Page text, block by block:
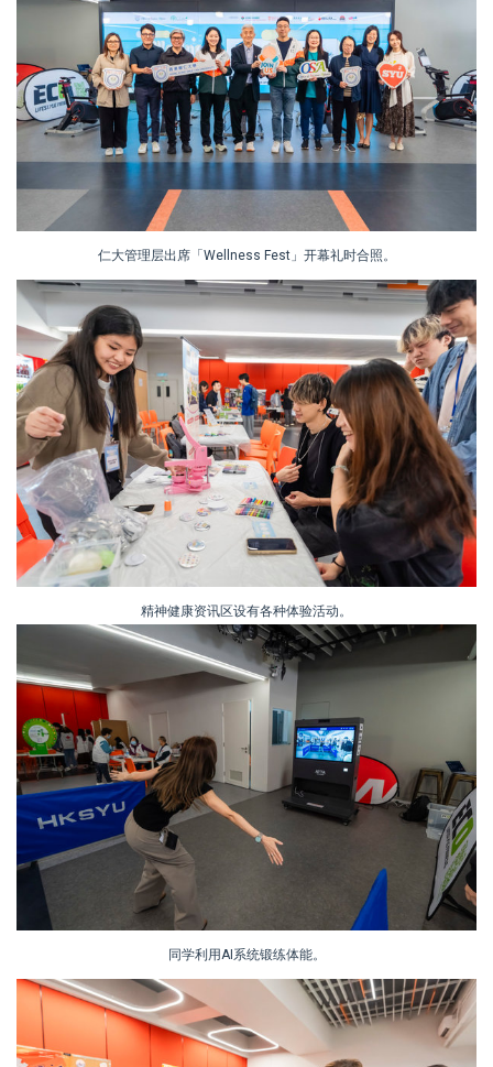
仁大管理层出席「Wellness Fest」开幕礼时合照。
精神健康资讯区设有各种体验活动。
同学利用AI系统锻练体能。